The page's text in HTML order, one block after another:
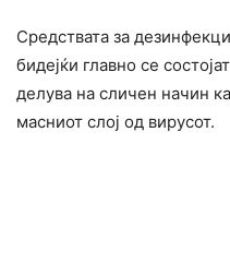
Средствата за
бидејќи главно се
делува на сличен начин
масниот слој од вирусот.